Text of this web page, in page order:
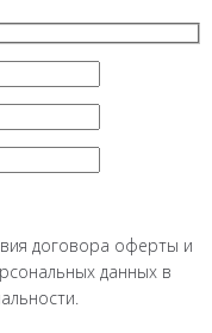
договора оферты и
данных в